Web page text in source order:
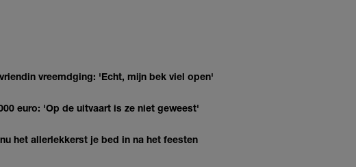
vreemdging: 'Echt, mijn bek viel open'
euro: 'Op de uitvaart is ze niet geweest'
het allerlekkerst je bed in na het feesten